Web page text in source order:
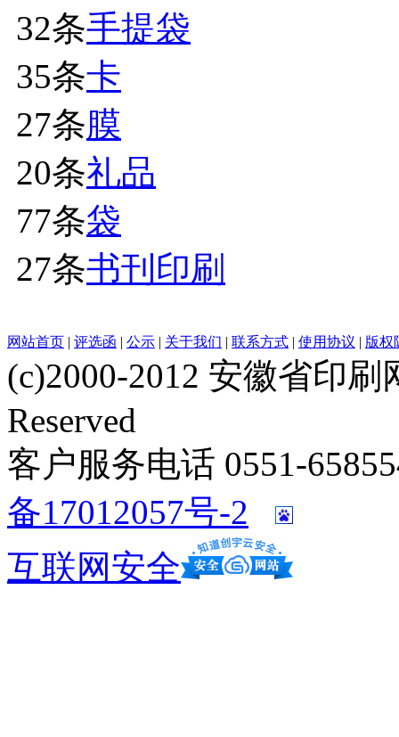
32条手提袋
35条卡
27条膜
20条礼品
77条袋
27条书刊印刷
网站首页 | 评选函 | 公示 | 关于我们 | 联系方式 | 使用协议 | 版权
(c)2000-2012 安徽省印刷
Reserved
客户服务电话 0551-
备17012057号-2
互联网安全